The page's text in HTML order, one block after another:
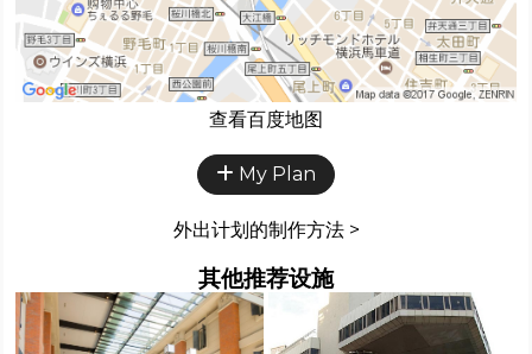
查看百度地图
My Plan
外出计划的制作方法 >
其他推荐设施